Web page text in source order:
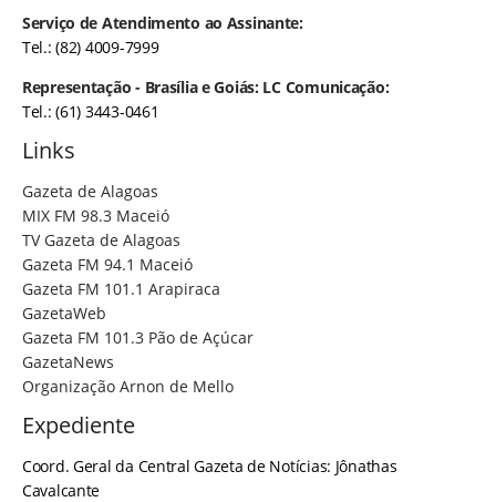
Serviço de Atendimento ao Assinante:
Tel.: (82) 4009-7999
Representação - Brasília e Goiás: LC Comunicação:
Tel.: (61) 3443-0461
Links
Gazeta de Alagoas
MIX FM 98.3 Maceió
TV Gazeta de Alagoas
Gazeta FM 94.1 Maceió
Gazeta FM 101.1 Arapiraca
GazetaWeb
Gazeta FM 101.3 Pão de Açúcar
GazetaNews
Organização Arnon de Mello
Expediente
Coord. Geral da Central Gazeta de Notícias: Jônathas
Cavalcante